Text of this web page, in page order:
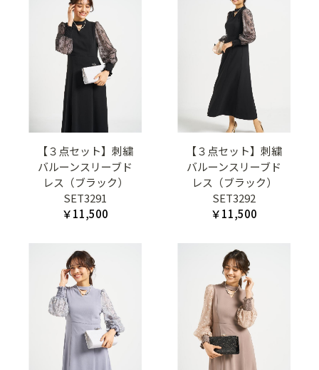
【３点セット】刺繍
バルーンスリーブド
レス（ブラック）
SET3291
￥11,500
【３点セット】刺繍
バルーンスリーブド
レス（ブラック）
SET3292
￥11,500